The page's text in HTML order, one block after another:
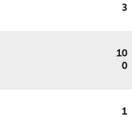
3
10
0
1